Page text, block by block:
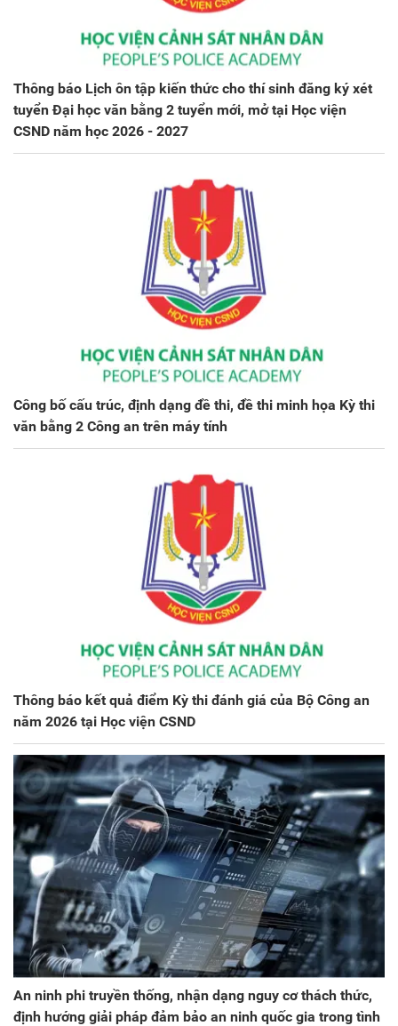
Thông báo Lịch ôn tập kiến thức cho thí sinh đăng ký xét
tuyển Đại học văn bằng 2 tuyển mới, mở tại Học viện
CSND năm học 2026 - 2027
Công bố cấu trúc, định dạng đề thi, đề thi minh họa Kỳ thi
văn bằng 2 Công an trên máy tính
Thông báo kết quả điểm Kỳ thi đánh giá của Bộ Công an
năm 2026 tại Học viện CSND
An ninh phi truyền thống, nhận dạng nguy cơ thách thức,
định hướng giải pháp đảm bảo an ninh quốc gia trong tình